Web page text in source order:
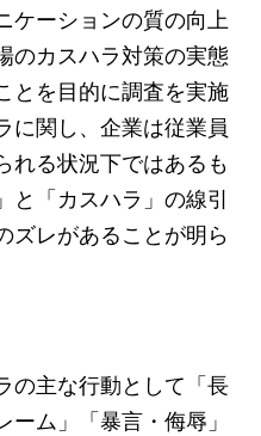
ケーションの質の向上
のカスハラ対策の実態
とを目的に調査を実施
に関し、企業は従業員
れる状況下ではあるも
と「カスハラ」の線引
ズレがあることが明ら
の主な行動として「長
ム」「暴言・侮辱」